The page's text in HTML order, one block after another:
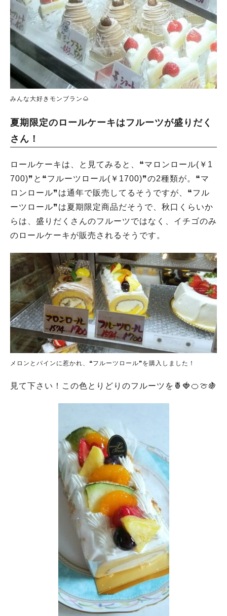
みんな大好きモンブラン🌰
夏期限定のロールケーキはフルーツが盛りだく
さん！
ロールケーキは、と見てみると、❝マロンロール(￥1
700)❞と❝フルーツロール(￥1700)❞の2種類が。❝マ
ロンロール❞は通年で販売してるそうですが、❝フル
ーツロール❞は夏期限定商品だそうで、秋口くらいか
らは、盛りだくさんのフルーツではなく、イチゴのみ
のロールケーキが販売されるそうです。
メロンとパインに惹かれ、❝フルーツロール❞を購入しました！
見て下さい！この色とりどりのフルーツを🍍🍓🍊🍈🍇